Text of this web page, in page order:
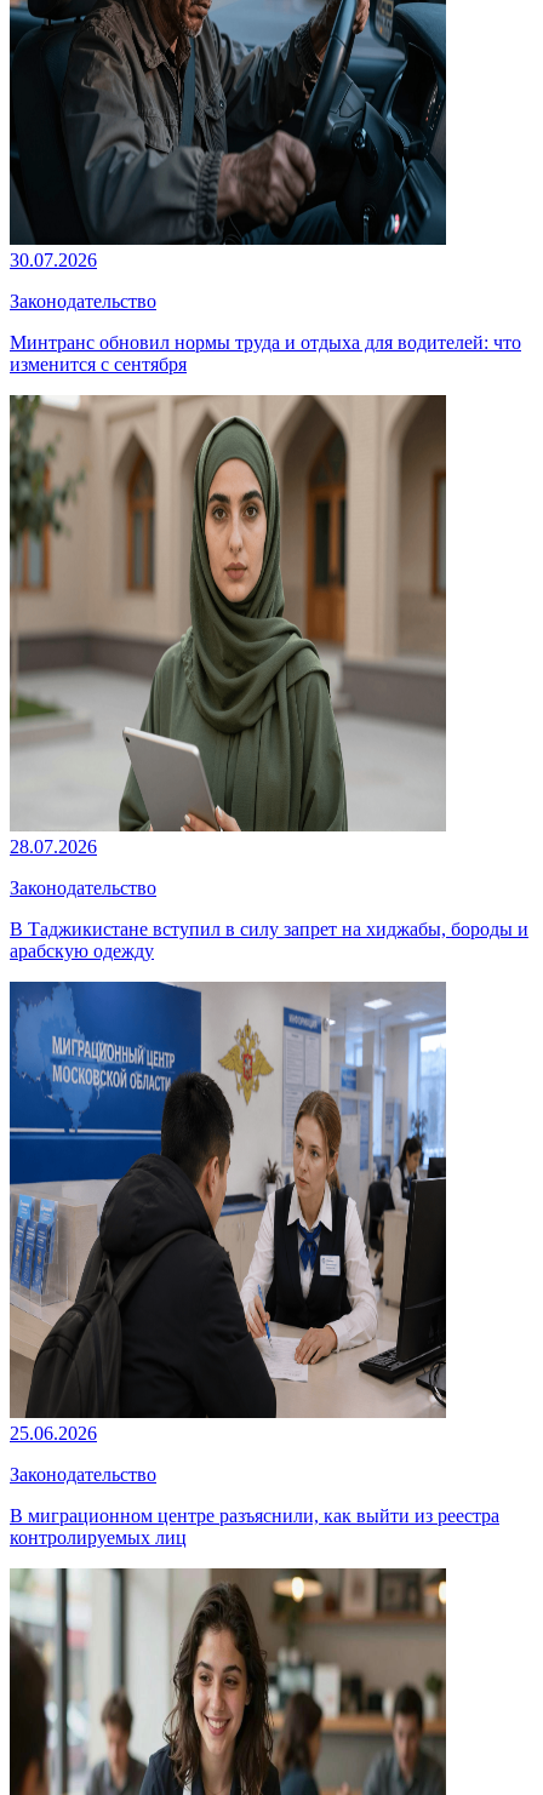
30.07.2026
Законодательство
Минтранс обновил нормы труда и отдыха для водителей: что
изменится с сентября
28.07.2026
Законодательство
В Таджикистане вступил в силу запрет на хиджабы, бороды и
арабскую одежду
25.06.2026
Законодательство
В миграционном центре разъяснили, как выйти из реестра
контролируемых лиц